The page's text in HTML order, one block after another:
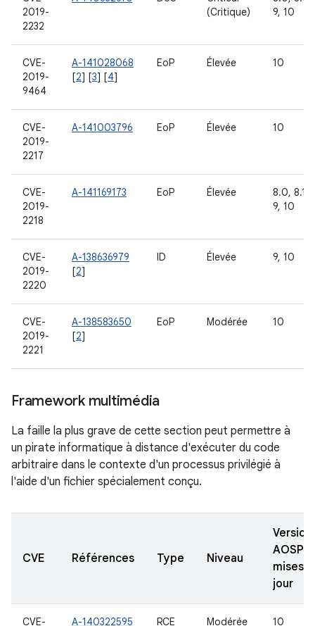
2019-
2232
(Critique)
9, 10
CVE-
2019-
9464
A-141028068
[2] [3] [4]
EoP Élevée 10
CVE-
2019-
2217
A-141003796 EoP Élevée 10
CVE-
2019-
2218
A-141169173 EoP Élevée
8.0, 8.1,
9, 10
CVE-
2019-
2220
A-138636979
[2]
ID Élevée 9, 10
CVE-
2019-
2221
A-138583650
[2]
EoP Modérée 10
Framework multimédia
La faille la plus grave de cette section peut permettre à
un pirate informatique à distance d'exécuter du code
arbitraire dans le contexte d'un processus privilégié à
l'aide d'un fichier spécialement conçu.
CVE Références Type Niveau
AOSP
mises à
jour
CVE-
A-140322595 RCE Modérée 10